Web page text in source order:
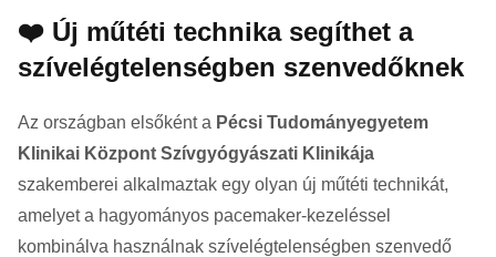
❤️ Új műtéti technika segíthet a
szívelégtelenségben szenvedőknek
Az országban elsőként a Pécsi Tudományegyetem
Klinikai Központ Szívgyógyászati Klinikája
szakemberei alkalmaztak egy olyan új műtéti technikát,
amelyet a hagyományos pacemaker-kezeléssel
kombinálva használnak szívelégtelenségben szenvedő